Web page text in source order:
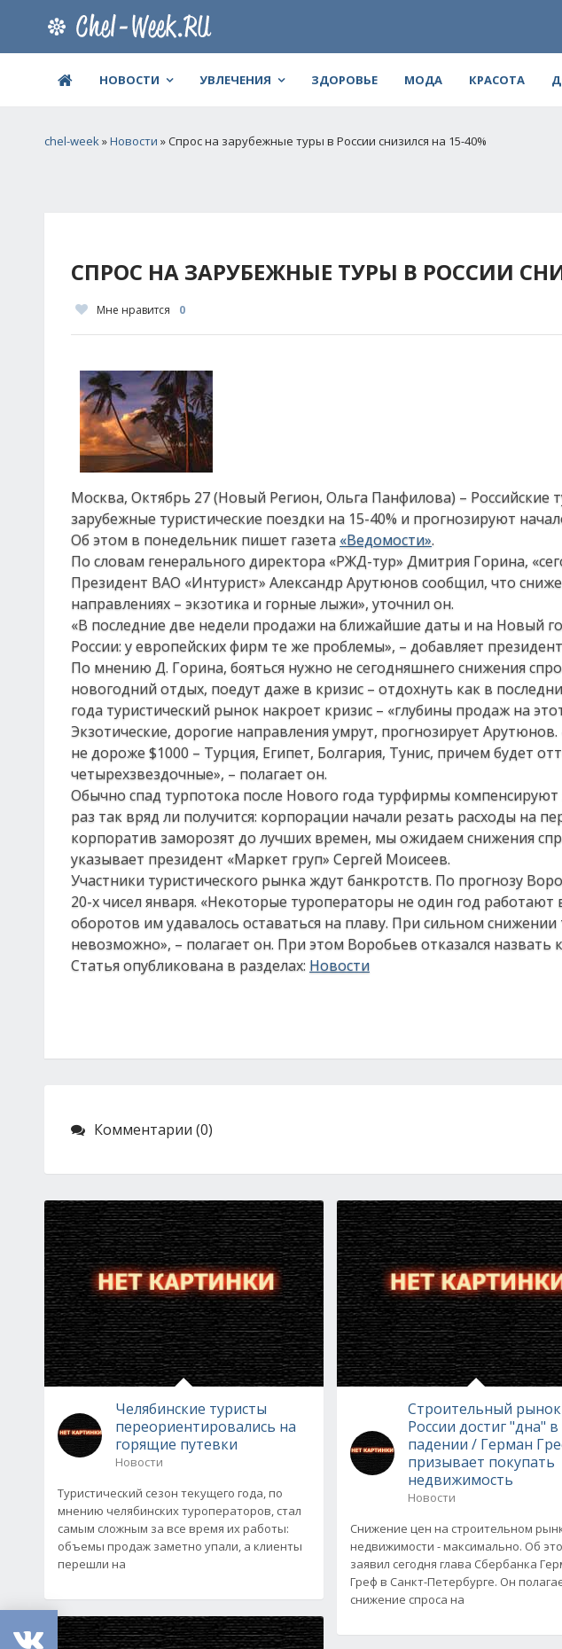
НОВОСТИ УВЛЕЧЕНИЯ ЗДОРОВЬЕ МОДА КРАСОТА
chel-week»Новости » Спрос на зарубежные туры в России снизился на 15-40%
СПРОС НА ЗАРУБЕЖНЫЕ ТУРЫ В РОССИИ
Мне нравится 0
Москва, Октябрь 27 (Новый Регион, Ольга Панфилова) –
зарубежные туристические поездки на 15-40% и прогнозируют
Об этом в понедельник пишет газета «Ведомости».
По словам генерального директора «РЖД-тур» Дмитрия Горина,
Президент ВАО «Интурист» Александр Арутюнов сообщил, что
направлениях – экзотика и горные лыжи», уточнил он.
«В последние две недели продажи на ближайшие даты и на Новый
России: у европейских фирм те же проблемы», – добавляет
По мнению Д. Горина, бояться нужно не сегодняшнего снижения
новогодний отдых, поедут даже в кризис – отдохнуть как в
года туристический рынок накроет кризис – «глубины продаж на
Экзотические, дорогие направления умрут, прогнозирует
не дороже $1000 – Турция, Египет, Болгария, Тунис, причем будет
четырехзвездочные», – полагает он.
Обычно спад турпотока после Нового года турфирмы
раз так вряд ли получится: корпорации начали резать расходы на
корпоратив заморозят до лучших времен, мы ожидаем снижения
указывает президент «Маркет груп» Сергей Моисеев.
Участники туристического рынка ждут банкротств. По прогнозу
20-х чисел января. «Некоторые туроператоры не один год
оборотов им удавалось оставаться на плаву. При сильном
невозможно», – полагает он. При этом Воробьев отказался
Статья опубликована в разделах: Новости
Комментарии (0)
Челябинские туристы
переориентировались на
горящие путевки
Новости
Туристический сезон текущего года, по
мнению челябинских туроператоров, стал
самым сложным за все время их работы:
объемы продаж заметно упали, а клиенты
перешли на
Строительный рынок
России достиг "дна" в
падении / Герман
призывает покупать
недвижимость
Новости
Снижение цен на строительном
недвижимости - максимально. Об
заявил сегодня глава Сбербанка
Греф в Санкт-Петербурге. Он
снижение спроса на